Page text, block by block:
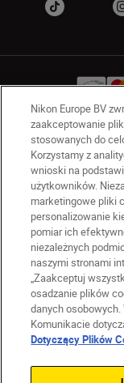
PL Nikon
Skontaktuj się
Warunki
Warunki
Komunikat
Ustawienia
© 2026 Nikon
Nikon Europe BV
zaakceptowanie
stosowanych do
Korzystamy z
wnioski na
użytkowników.
marketingowe pliki
personalizowanie
pomiar ich
niezależnych
naszymi stronami
„Zaakceptuj
osadzanie plików
danych
Komunikacie
Dotyczący Plików